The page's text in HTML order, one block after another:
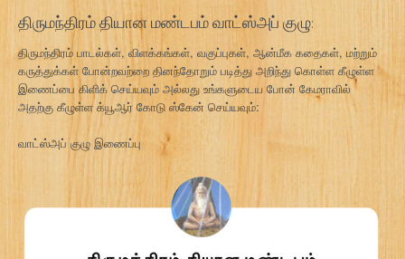
திருமந்திரம் தியான மண்டபம் வாட்ஸ்அப் குழு:
திருமந்திரம் பாடல்கள், விளக்கங்கள், வகுப்புகள், ஆன்மீக கதைகள், மற்றும்
கருத்துக்கள் போன்றவற்றை தினந்தோறும் படித்து அறிந்து கொள்ள கீழுள்ள
இணைப்பை கிளிக் செய்யவும் அல்லது உங்களுடைய போன் கேமராவில்
அதற்கு கீழுள்ள க்யூஆர் கோடு ஸ்கேன் செய்யவும்:
வாட்ஸ்அப் குழு இணைப்பு